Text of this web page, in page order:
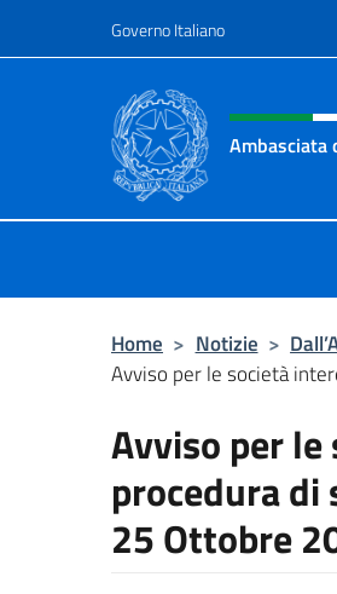
Governo Italiano
Intestazione
Ambasciata
Home > Notizie >
Avviso per le società
Avviso per
procedura di
25 Ottobre